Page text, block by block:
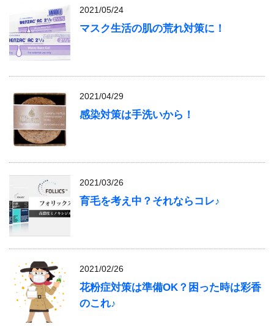
2021/05/24
マスク生活の肌の荒れ対策に！
2021/04/29
感染対策は手洗いから！
2021/03/26
育毛を考え中？それならコレ♪
2021/02/26
花粉症対策は準備OK？困った時は彩香
のこれ♪